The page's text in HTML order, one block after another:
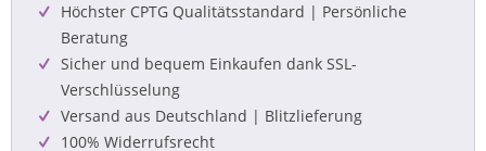
Höchster CPTG Qualitätsstandard | Persönliche
Beratung
Sicher und bequem Einkaufen dank SSL-
Verschlüsselung
Versand aus Deutschland | Blitzlieferung
100% Widerrufsrecht